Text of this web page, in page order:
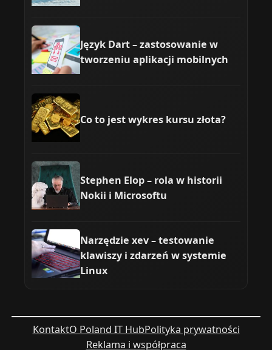
Język Dart – zastosowanie w
tworzeniu aplikacji mobilnych
Co to jest wykres kursu złota?
Stephen Elop – rola w historii
Nokii i Microsoftu
Narzędzie xev – testowanie
klawiszy i zdarzeń w systemie
Linux
KontaktO Poland IT HubPolityka prywatności
Reklama i współpraca